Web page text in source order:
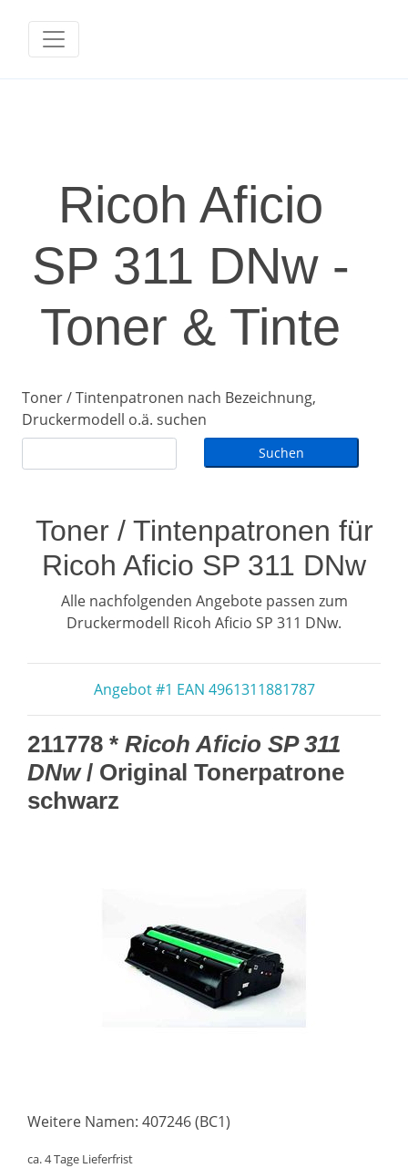
Ricoh Aficio
SP 311 DNw -
Toner & Tinte
Toner / Tintenpatronen nach Bezeichnung,
Druckermodell o.ä. suchen
Toner / Tintenpatronen für
Ricoh Aficio SP 311 DNw
Alle nachfolgenden Angebote passen zum
Druckermodell Ricoh Aficio SP 311 DNw.
Angebot #1 EAN 4961311881787
211778 * Ricoh Aficio SP 311
DNw/ Original Tonerpatrone
schwarz
Weitere Namen: 407246 (BC1)
ca. 4 Tage Lieferfrist